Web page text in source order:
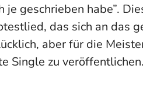
geschrieben habe”.
das sich an
aber für die
Single zu